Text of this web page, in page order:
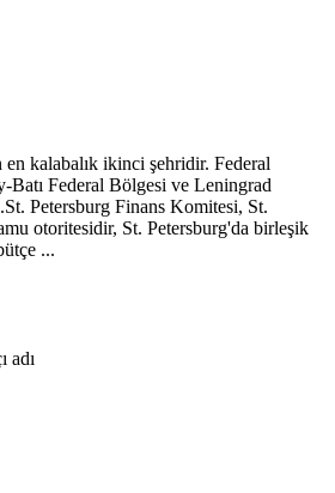
en kalabalık ikinci şehridir. Federal
Batı Federal Bölgesi ve Leningrad
Petersburg Finans Komitesi, St.
otoritesidir, St. Petersburg'da birleşik
...
adı